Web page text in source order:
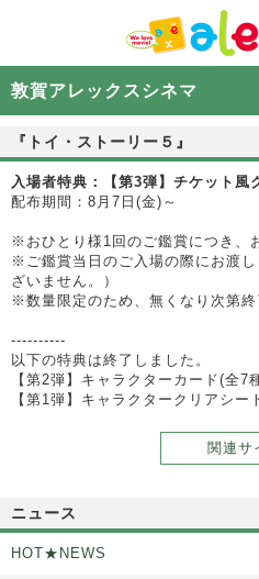
敦賀アレックスシネマ
『トイ・ストーリー５』
入場者特典：【第3弾】チケット風
配布期間：8月7日(金)～
※おひとり様1回のご鑑賞につき、
※ご鑑賞当日のご入場の際にお渡
ざいません。）
※数量限定のため、無くなり次第終
----------
以下の特典は終了しました。
【第2弾】キャラクターカード(全7
【第1弾】キャラクタークリアシー
関連サ
ニュース
HOT★NEWS